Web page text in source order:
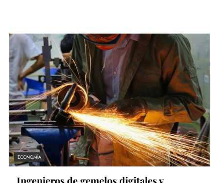
ECONOMÍA